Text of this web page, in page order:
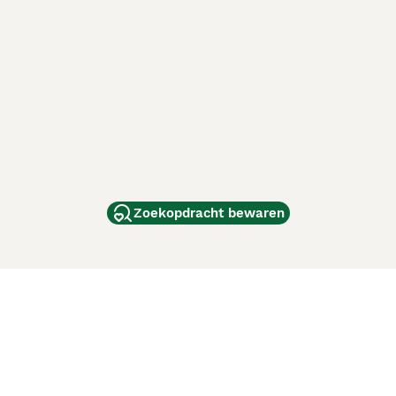
Zoekopdracht bewaren